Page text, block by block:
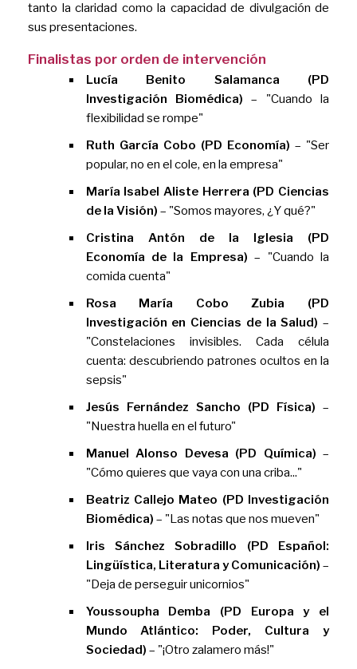
tanto la claridad como la capacidad de divulgación de
sus presentaciones.
Finalistas por orden de intervención
Lucía Benito Salamanca (PD
Investigación Biomédica) – "Cuando la
flexibilidad se rompe"
Ruth García Cobo (PD Economía) – "Ser
popular, no en el cole, en la empresa"
María Isabel Aliste Herrera (PD Ciencias
de la Visión) – "Somos mayores, ¿Y qué?"
Cristina Antón de la Iglesia (PD
Economía de la Empresa) – "Cuando la
comida cuenta"
Rosa María Cobo Zubia (PD
Investigación en Ciencias de la Salud) –
"Constelaciones invisibles. Cada célula
cuenta: descubriendo patrones ocultos en la
sepsis"
Jesús Fernández Sancho (PD Física) –
"Nuestra huella en el futuro"
Manuel Alonso Devesa (PD Química) –
"Cómo quieres que vaya con una criba..."
Beatriz Callejo Mateo (PD Investigación
Biomédica) – "Las notas que nos mueven"
Iris Sánchez Sobradillo (PD Español:
Lingüística, Literatura y Comunicación) –
"Deja de perseguir unicornios"
Youssoupha Demba (PD Europa y el
Mundo Atlántico: Poder, Cultura y
Sociedad) – "¡Otro zalamero más!"